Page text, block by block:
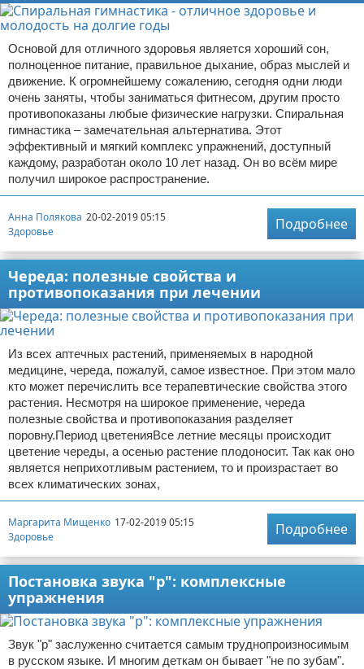
Основой для отличного здоровья является хороший сон,
полноценное питание, правильное дыхание, образ мыслей и
движение. К огромнейшему сожалению, сегодня одни люди
очень заняты, чтобы заниматься фитнесом, другим просто
противопоказаны любые физические нагрузки. Спиральная
гимнастика – замечательная альтернатива. Этот
эффективный и мягкий комплекс упражнений, доступный
каждому, разработан около 10 лет назад. Он во всём мире
получил широкое распространение.
Анна Полякова 20-02-2019 05:15
Здоровье
Подробнее
Череда: полезные свойства и
противопоказания при лечении
Из всех аптечных растений, применяемых в народной
медицине, череда, пожалуй, самое известное. При этом мало
кто может перечислить все терапевтические свойства этого
растения. Несмотря на широкое применение, череда
полезные свойства и противопоказания разделяет
поровну.Период цветенияВсе летние месяцы происходит
цветение череды, а осенью растение плодоносит. Так как оно
является неприхотливым растением, то и произрастает во
всех климатических зонах,
Маргарита Мищенко 17-02-2019 05:15
Здоровье
Подробнее
Постановка звука "р": комплексные
упражнения
Звук "р" заслуженно считается самым труднопроизносимым
в русском языке. И многим деткам он бывает "не по зубам".